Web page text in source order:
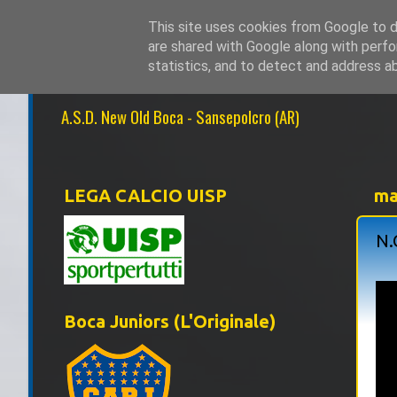
NEW OLD BOCA
A.S.D. New Old Boca - Sansepolcro (AR)
LEGA CALCIO UISP
Boca Juniors (L'Originale)
This site uses cookies from Google to
are shared with Google along with
statistics, and to detect and address